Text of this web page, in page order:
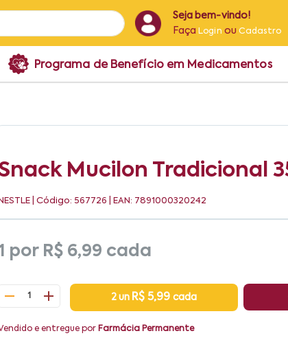
Seja bem-vindo!
Faça Login ouCadastro
Programa de Benefício em Medicamentos
Mucilon Tradicional
| Código: 567726 | EAN: 7891000320242
por R$ 6,99 cada
1 2 un R$ 5,99 cada
e entregue por Farmácia Permanente